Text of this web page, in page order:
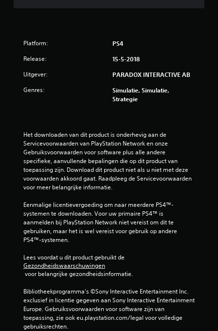
Platform: PS4
Release: 15-5-2018
Uitgever: PARADOX INTERACTIVE AB
Genres:
Simulatie, Simulatie,
Strategie
Het downloaden van dit product is onderhevig aan de
Servicevoorwaarden van PlayStation Network en onze
Gebruiksvoorwaarden voor software plus alle andere
specifieke, aanvullende bepalingen die op dit product van
toepassing zijn. Download dit product niet als u niet met deze
voorwaarden akkoord gaat. Raadpleeg de Servicevoorwaarden
voor meer belangrijke informatie.
Eenmalige licentievergoeding om naar meerdere PS4™-
systemen te downloaden. Voor uw primaire PS4™ is
aanmelden bij PlayStation Network niet vereist om dit te
gebruiken, maar het is wel vereist voor gebruik op andere
PS4™-systemen.
Lees voordat u dit product gebruikt de
Gezondheidswaarschuwingen
voor belangrijke gezondheidsinformatie.
Bibliotheekprogramma's ©Sony Interactive Entertainment Inc.
exclusief in licentie gegeven aan Sony Interactive Entertainment
Europe. Gebruiksvoorwaarden voor software zijn van
toepassing, zie ook eu.playstation.com/legal voor volledige
gebruiksrechten.